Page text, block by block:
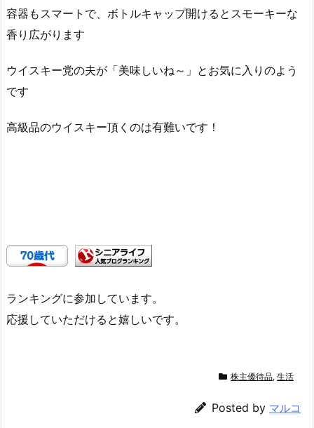
容器もスマートで、ボトルキャップ開けるとスモーキーな
香り広がります
ウイスキー党の夫が「美味しいね～」とお気に入りのよう
です
高級品のウイスキー頂くのは有難いです！
ランキングに参加しています。
応援していただけると嬉しいです。
株主優待品, 生活
Posted by マルコ